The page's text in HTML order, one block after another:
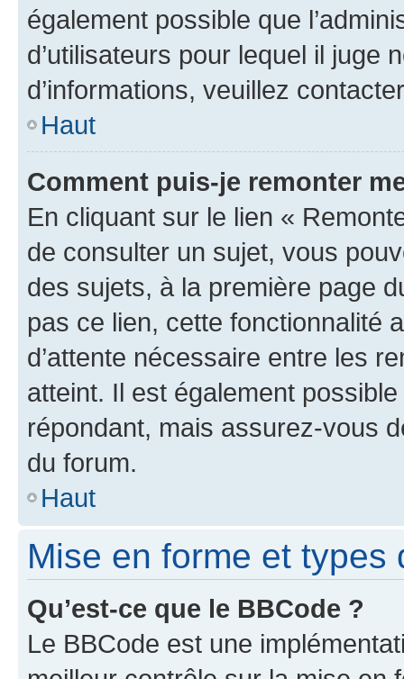
également possible que
d’utilisateurs pour lequel il juge
d’informations, veuillez
Haut
Comment puis-je remonter
En cliquant sur le lien «
de consulter un sujet, vous
des sujets, à la première page
pas ce lien, cette fonctionnalité
d’attente nécessaire entre les
atteint. Il est également
répondant, mais assurez-vous
du forum.
Haut
Mise en forme et types
Qu’est-ce que le BBCode ?
Le BBCode est une